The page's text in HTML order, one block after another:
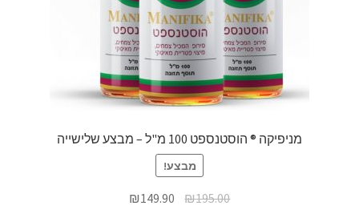
מניפיקה ® הוסטנספט 100 מ"ל – מבצע שלישייה
מבצע!
₪195.00
₪149.90